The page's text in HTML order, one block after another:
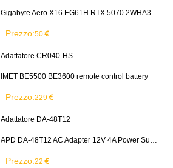
Gigabyte Aero X16 EG61H RTX 5070 2WHA3USC64AH LITEON PA-1151-76 150W adapter
Prezzo:50
Adattatore CR040-HS
IMET BE5500 BE3600 remote control battery
Prezzo:229
Adattatore DA-48T12
APD DA-48T12 AC Adapter 12V 4A Power Supply Cord
Prezzo:22